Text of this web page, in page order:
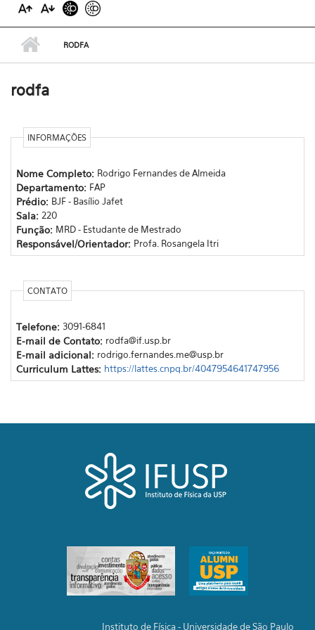
RODFA
rodfa
INFORMAÇÕES
Nome Completo: Rodrigo Fernandes de Almeida
Departamento: FAP
Prédio: BJF - Basílio Jafet
Sala: 220
Função: MRD - Estudante de Mestrado
Responsável/Orientador: Profa. Rosangela Itri
CONTATO
Telefone: 3091-6841
E-mail de Contato: rodfa@if.usp.br
E-mail adicional: rodrigo.fernandes.me@usp.br
Curriculum Lattes: https://lattes.cnpq.br/4047954641747956
Instituto de Física - Universidade de São Paulo